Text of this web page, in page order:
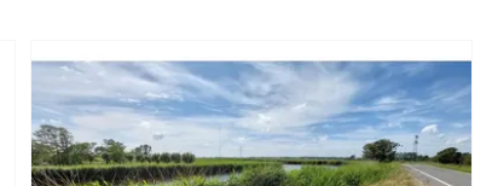
tot evenementen aan Bloemendaal aan
kuststreek.